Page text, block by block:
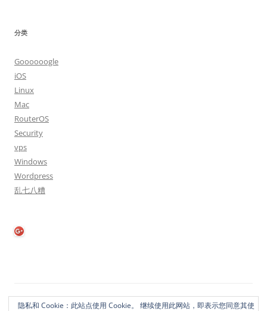
分类
Goooooogle
iOS
Linux
Mac
RouterOS
Security
vps
Windows
Wordpress
乱七八糟
隐私政策 自豪地采用WordPress
隐私和 Cookie：此站点使用 Cookie。 继续使用此网站，即表示您同意其使